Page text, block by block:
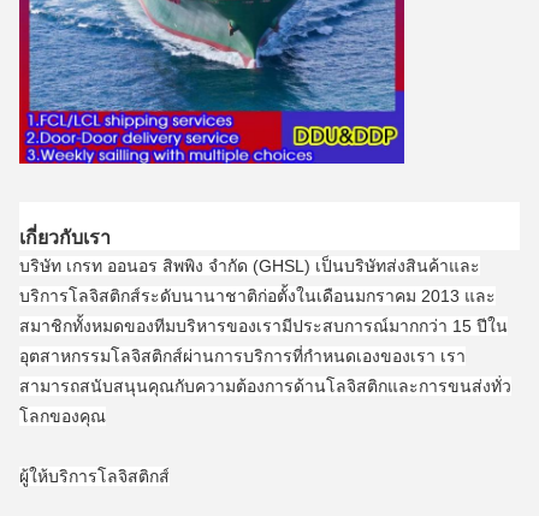
เกี่ยวกับเรา
บริษัท เกรท ออนอร สิพพิง จํากัด (GHSL) เป็นบริษัทส่งสินค้าและ
บริการโลจิสติกส์ระดับนานาชาติก่อตั้งในเดือนมกราคม 2013 และ
สมาชิกทั้งหมดของทีมบริหารของเรามีประสบการณ์มากกว่า 15 ปีใน
อุตสาหกรรมโลจิสติกส์ผ่านการบริการที่กําหนดเองของเรา เรา
สามารถสนับสนุนคุณกับความต้องการด้านโลจิสติกและการขนส่งทั่ว
โลกของคุณ
ผู้ให้บริการโลจิสติกส์